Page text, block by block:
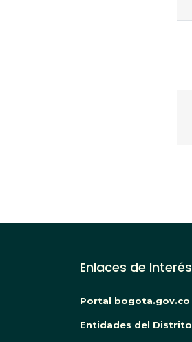
Enlaces de Interés
Portal bogota.gov.co
Entidades del Distrito